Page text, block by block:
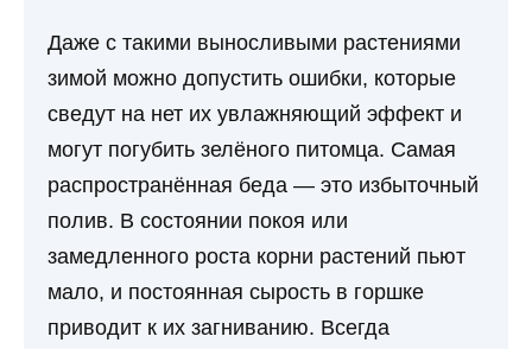
Даже с такими выносливыми растениями
зимой можно допустить ошибки, которые
сведут на нет их увлажняющий эффект и
могут погубить зелёного питомца. Самая
распространённая беда — это избыточный
полив. В состоянии покоя или
замедленного роста корни растений пьют
мало, и постоянная сырость в горшке
приводит к их загниванию. Всегда